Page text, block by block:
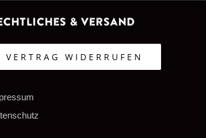
& Versand
VERTRAG WIDERRUFEN